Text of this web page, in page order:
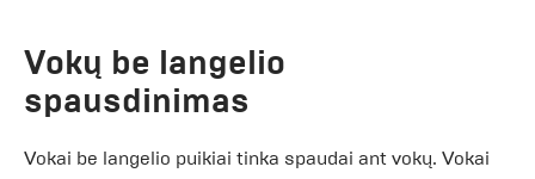
Vokų be langelio
spausdinimas
Vokai be langelio puikiai tinka spaudai ant vokų. Vokai